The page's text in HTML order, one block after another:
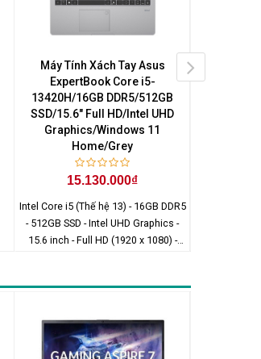
Máy Tính Xách Tay Asus
ExpertBook Core i5-
13420H/16GB DDR5/512GB
SSD/15.6" Full HD/Intel UHD
Graphics/Windows 11
Home/Grey
15.130.000₫
Intel Core i5 (Thế hệ 13) - 16GB DDR5
- 512GB SSD - Intel UHD Graphics -
15.6 inch - Full HD (1920 x 1080) -